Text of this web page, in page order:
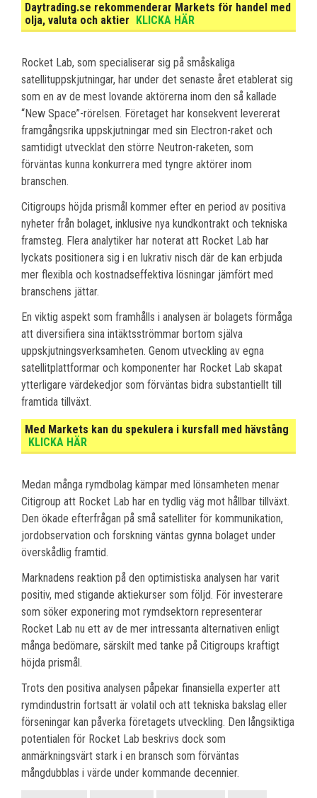
Daytrading.se rekommenderar Markets för handel med
olja, valuta och aktier
KLICKA HÄR
Rocket Lab, som specialiserar sig på småskaliga
satellituppskjutningar, har under det senaste året etablerat sig
som en av de mest lovande aktörerna inom den så kallade
“New Space”-rörelsen. Företaget har konsekvent levererat
framgångsrika uppskjutningar med sin Electron-raket och
samtidigt utvecklat den större Neutron-raketen, som
förväntas kunna konkurrera med tyngre aktörer inom
branschen.
Citigroups höjda prismål kommer efter en period av positiva
nyheter från bolaget, inklusive nya kundkontrakt och tekniska
framsteg. Flera analytiker har noterat att Rocket Lab har
lyckats positionera sig i en lukrativ nisch där de kan erbjuda
mer flexibla och kostnadseffektiva lösningar jämfört med
branschens jättar.
En viktig aspekt som framhålls i analysen är bolagets förmåga
att diversifiera sina intäktsströmmar bortom själva
uppskjutningsverksamheten. Genom utveckling av egna
satellitplattformar och komponenter har Rocket Lab skapat
ytterligare värdekedjor som förväntas bidra substantiellt till
framtida tillväxt.
Med Markets kan du spekulera i kursfall med hävstång
KLICKA HÄR
Medan många rymdbolag kämpar med lönsamheten menar
Citigroup att Rocket Lab har en tydlig väg mot hållbar tillväxt.
Den ökade efterfrågan på små satelliter för kommunikation,
jordobservation och forskning väntas gynna bolaget under
överskådlig framtid.
Marknadens reaktion på den optimistiska analysen har varit
positiv, med stigande aktiekurser som följd. För investerare
som söker exponering mot rymdsektorn representerar
Rocket Lab nu ett av de mer intressanta alternativen enligt
många bedömare, särskilt med tanke på Citigroups kraftigt
höjda prismål.
Trots den positiva analysen påpekar finansiella experter att
rymdindustrin fortsatt är volatil och att tekniska bakslag eller
förseningar kan påverka företagets utveckling. Den långsiktiga
potentialen för Rocket Lab beskrivs dock som
anmärkningsvärt stark i en bransch som förväntas
mångdubblas i värde under kommande decennier.